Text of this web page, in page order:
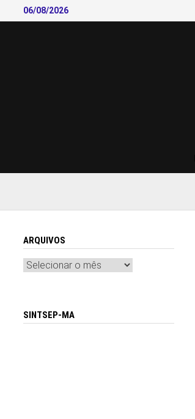
to
06/08/2026
ARQUIVOS
Arquivos
SINTSEP-MA